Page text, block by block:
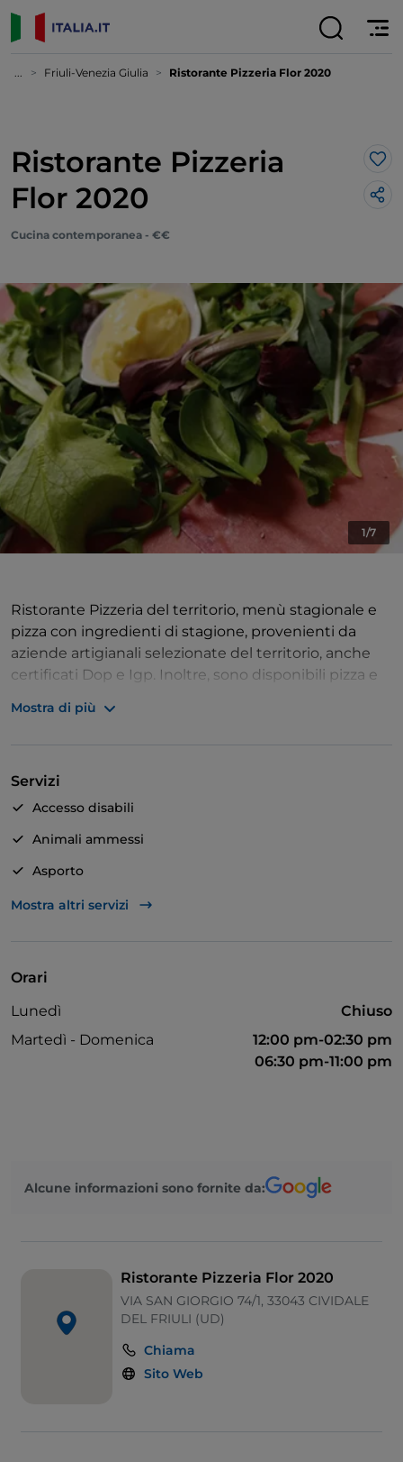
... Friuli-Venezia Giulia Ristorante Pizzeria Flor 2020
Ristorante Pizzeria
Flor 2020
Cucina contemporanea - €€
1/7
Ristorante Pizzeria del territorio, menù stagionale e
pizza con ingredienti di stagione, provenienti da
aziende artigianali selezionate del territorio, anche
certificati Dop e Igp. Inoltre, sono disponibili pizza e
estivo, ampio parcheggio privato.
Mostra di più
Servizi
Accesso disabili
Animali ammessi
Asporto
Bagno per disabili
Mostra altri servizi
Orari
Lunedì
Chiuso
Martedì - Domenica
12:00 pm-02:30 pm
06:30 pm-11:00 pm
Alcune informazioni sono fornite da:
Ristorante Pizzeria Flor 2020
VIA SAN GIORGIO 74/1, 33043 CIVIDALE
DEL FRIULI (UD)
Chiama
Sito Web